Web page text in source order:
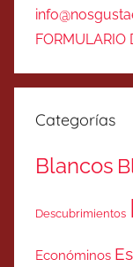
FORMULARIO
Categorías
Blancos
Descubrimientos
Económinos